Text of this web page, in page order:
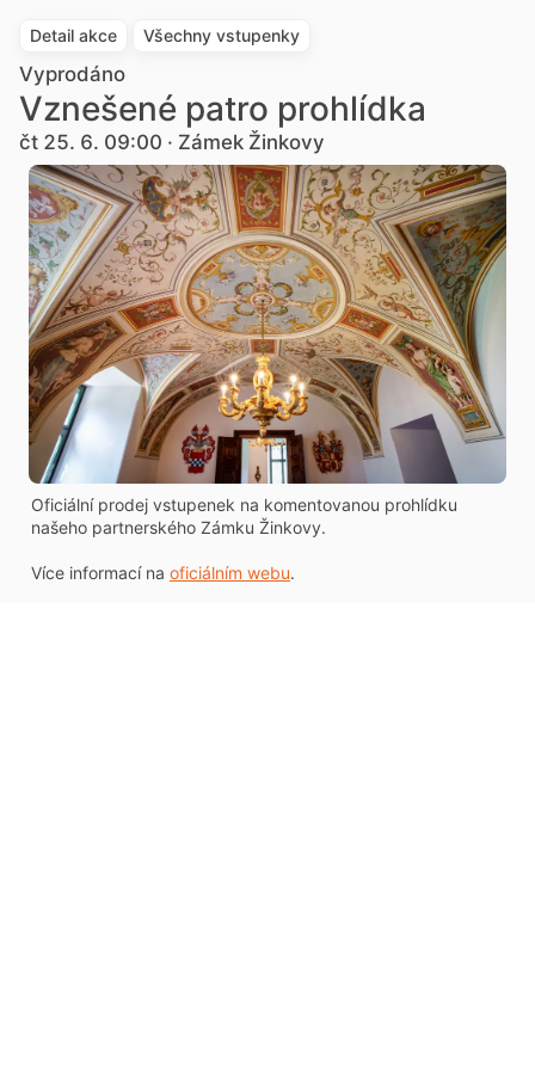
Detail akce Všechny vstupenky
Vyprodáno
Vznešené patro prohlídka
čt 25. 6. 09:00 · Zámek Žinkovy
Oficiální prodej vstupenek na komentovanou prohlídku
našeho partnerského Zámku Žinkovy.
Více informací na oficiálním webu.